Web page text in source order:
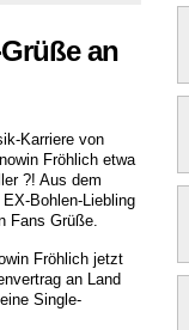
an
Karriere von
Fröhlich etwa
?! Aus dem
Bohlen-Liebling
Fans Grüße.
Fröhlich jetzt
an Land
Single-